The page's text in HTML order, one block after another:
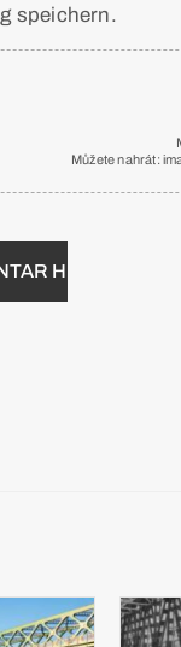
speichern.
Můžete nahrát: